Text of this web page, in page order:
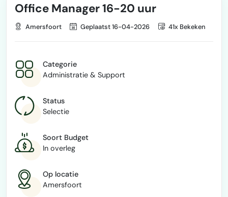
Office Manager 16-20 uur
Amersfoort Geplaatst 16-04-2026 41x Bekeken
Categorie
Administratie & Support
Status
Selectie
Soort Budget
In overleg
Op locatie
Amersfoort